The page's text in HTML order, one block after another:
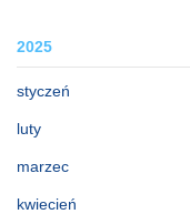
2025
styczeń
luty
marzec
kwiecień